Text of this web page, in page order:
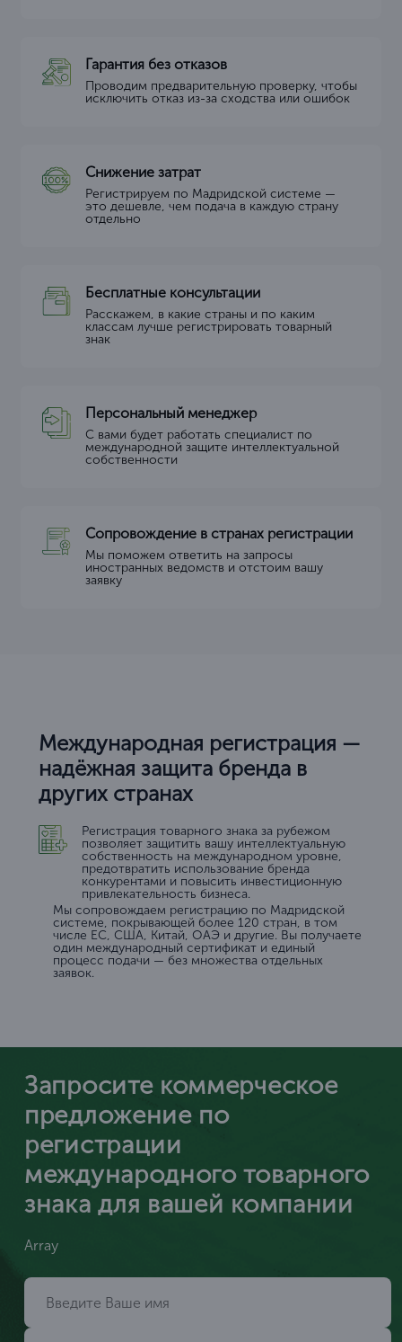
Гарантия без отказов
Проводим предварительную проверку, чтобы
исключить отказ из-за сходства или ошибок
Снижение затрат
Регистрируем по Мадридской системе —
это дешевле, чем подача в каждую страну
отдельно
Бесплатные консультации
Расскажем, в какие страны и по каким
классам лучше регистрировать товарный
знак
Персональный менеджер
С вами будет работать специалист по
международной защите интеллектуальной
собственности
Сопровождение в странах регистрации
Мы поможем ответить на запросы
иностранных ведомств и отстоим вашу
заявку
Международная регистрация —
надёжная защита бренда в
других странах
Регистрация товарного знака за рубежом
позволяет защитить вашу интеллектуальную
собственность на международном уровне,
предотвратить использование бренда
конкурентами и повысить инвестиционную
привлекательность бизнеса.
Мы сопровождаем регистрацию по Мадридской
системе, покрывающей более 120 стран, в том
числе ЕС, США, Китай, ОАЭ и другие. Вы получаете
один международный сертификат и единый
процесс подачи — без множества отдельных
заявок.
Запросите коммерческое
предложение по
регистрации
международного товарного
знака для вашей компании
Array